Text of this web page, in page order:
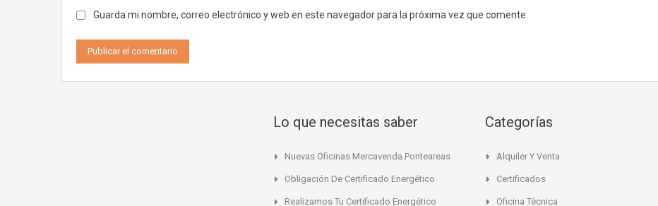
Guarda mi nombre, correo electrónico y web en este navegador para la próxima vez que comente.
Lo que necesitas saber
Nuevas Oficinas Mercavenda Ponteareas
Obligación De Certificado Energético
Realizamos Tu Certificado Energético
Categorías
Alquiler Y Venta
Certificados
Oficina Técnica